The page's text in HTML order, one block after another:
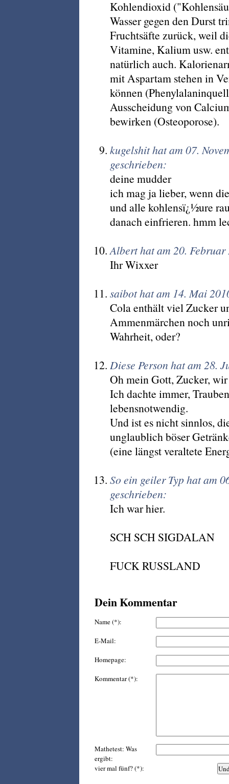
Kohlendioxid
Wasser gegen den Durst
Fruchtsäfte zurück, weil
Vitamine, Kalium usw.
natürlich auch.
mit Aspartam stehen in
können
Ausscheidung von
bewirken (Osteoporose).
kugelshit hat am 07.
geschrieben:
deine mudder
ich mag ja lieber, wenn
und alle kohlensï¿½ure
danach einfrieren. hmm
Albert hat am 20.
Ihr Wixxer
saibot hat am 14. Mai
Cola enthält viel Zucker
Ammenmärchen noch
Wahrheit, oder?
Diese Person hat am 28.
Oh mein Gott, Zucker,
Ich dachte immer,
lebensnotwendig.
Und ist es nicht sinnlos,
unglaublich böser
(eine längst veraltete
So ein geiler Typ hat am
geschrieben:
Ich war hier.
SCH SCH SIGDALAN
FUCK RUSSLAND
Dein Kommentar
Name (*):
E-Mail:
Homepage:
Kommentar (*):
Mathetest: Was
ergibt:
vier mal fünf? (*):